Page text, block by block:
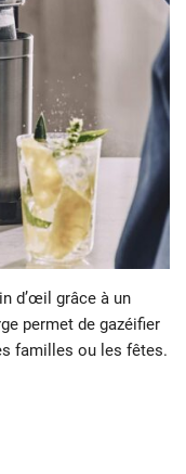
d’œil grâce à un
permet de gazéifier
familles ou les fêtes.